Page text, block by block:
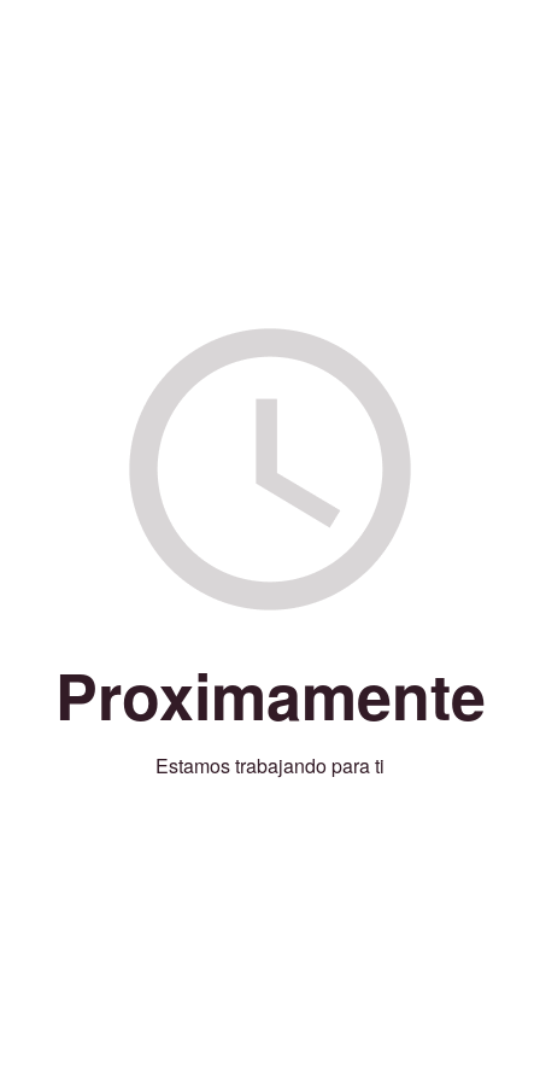
Proximamente
Estamos trabajando para ti